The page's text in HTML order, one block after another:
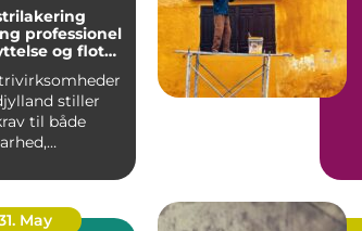
og flot
stiller
til både
...
May